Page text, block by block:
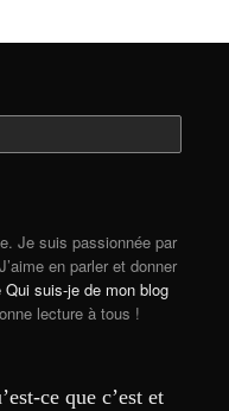
Je suis passionnée par
en parler et donner
Qui suis-je de mon blog
lecture à tous !
ce que c’est et